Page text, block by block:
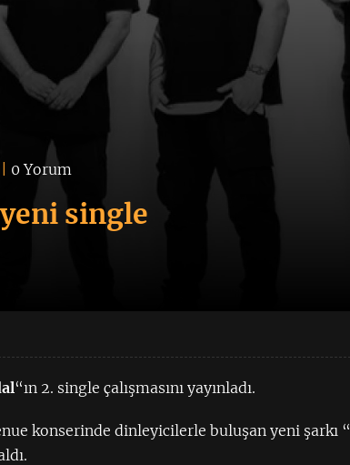
0 Yorum
single
“ın 2. single çalışmasını yayınladı.
konserinde dinleyicilerle buluşan yeni şarkı “